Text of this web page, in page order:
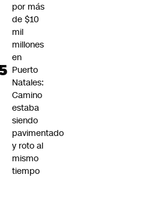
por más
de $10
mil
millones
en
Puerto
Natales:
Camino
estaba
siendo
pavimentado
y roto al
mismo
tiempo